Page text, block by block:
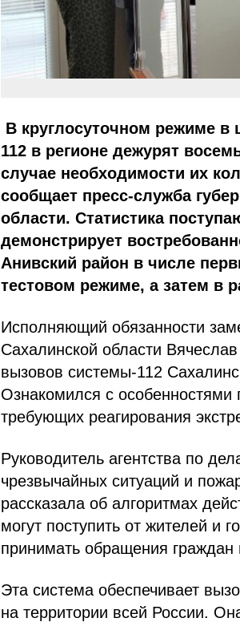
В круглосуточном режиме в
112 в регионе дежурят
случае необходимости их
сообщает пресс-служба
области. Статистика
демонстрирует
Анивский район в числе
тестовом режиме, а затем в
Исполняющий обязанности
Сахалинской области
вызовов системы-112
Ознакомился с
требующих реагирования
Руководитель агентства по
чрезвычайных ситуаций и
рассказала об алгоритмах
могут поступить от жителей и
принимать обращения граждан
Эта система обеспечивает
на территории всей России.